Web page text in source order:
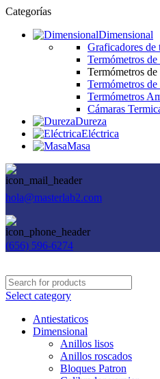
Categorías
Dimensional
Graficadores de
Termómetros
Termómetros
Termómetros
Termómetros
Cámaras
Dureza
Eléctrica
Masa
hola@masterlab2.com
(656) 596-6274
Select category
Antiestaticos
Dimensional
Anillos lisos
Anillos roscados
Bloques Patron